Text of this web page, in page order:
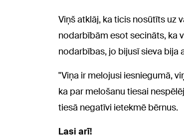
Viņš atklāj, ka ticis nosūtīts uz
nodarbībām esot secināts, ka
nodarbības, jo bijusī sieva bija
"Viņa ir melojusi iesniegumā,
ka par melošanu tiesai
tiesā negatīvi ietekmē bērnus.
Lasi arī!